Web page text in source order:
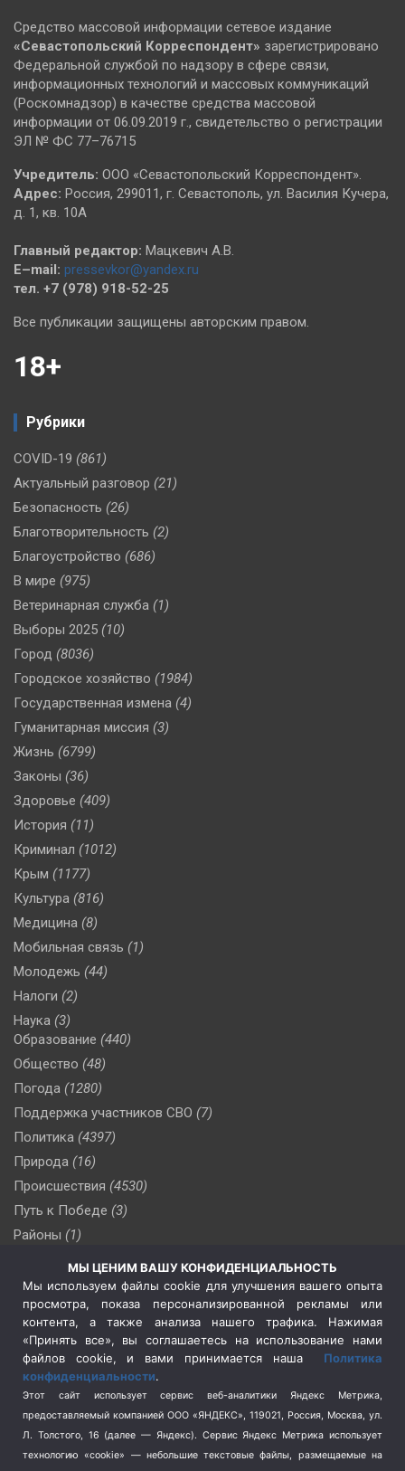
Средство массовой информации сетевое издание
«Севастопольский Корреспондент» зарегистрировано
Федеральной службой по надзору в сфере связи,
информационных технологий и массовых коммуникаций
(Роскомнадзор) в качестве средства массовой
информации от 06.09.2019 г., свидетельство о регистрации
ЭЛ № ФС 77–76715
Учредитель: ООО «Севастопольский Корреспондент».
Адрес: Россия, 299011, г. Севастополь, ул. Василия Кучера,
д. 1, кв. 10А
Главный редактор: Мацкевич А.В.
E–mail: pressevkor@yandex.ru
тел. +7 (978) 918-52-25
Все публикации защищены авторским правом.
18+
Рубрики
COVID-19 (861)
Актуальный разговор (21)
Безопасность (26)
Благотворительность (2)
Благоустройство (686)
В мире (975)
Ветеринарная служба (1)
Выборы 2025 (10)
Город (8036)
Городское хозяйство (1984)
Государственная измена (4)
Гуманитарная миссия (3)
Жизнь (6799)
Законы (36)
Здоровье (409)
История (11)
Криминал (1012)
Крым (1177)
Культура (816)
Медицина (8)
Мобильная связь (1)
Молодежь (44)
Налоги (2)
Наука (3)
Образование (440)
Общество (48)
Погода (1280)
Поддержка участников СВО (7)
Политика (4397)
Природа (16)
Происшествия (4530)
Путь к Победе (3)
Районы (1)
(510)
Сельское хозяйство (3)
Социальная политика
(3)
Спецоперация в Украине
Спецоперация на Украине
(404)
Спорт (740)
Терроризм (1)
Транспорт (262)
МЫ ЦЕНИМ ВАШУ КОНФИДЕНЦИАЛЬНОСТЬ
Мы используем файлы cookie для улучшения вашего опыта
просмотра, показа персонализированной рекламы или
контента, а также анализа нашего трафика. Нажимая
«Принять все», вы соглашаетесь на использование нами
файлов cookie, и вами принимается наша Политика
конфиденциальности.
Этот сайт использует сервис веб-аналитики Яндекс Метрика,
предоставляемый компанией ООО «ЯНДЕКС», 119021, Россия, Москва, ул.
Л. Толстого, 16 (далее — Яндекс). Сервис Яндекс Метрика использует
технологию «cookie» — небольшие текстовые файлы, размещаемые на